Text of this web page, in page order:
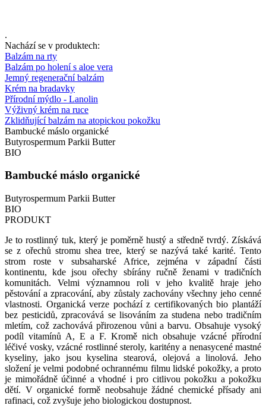
.
Nachází se v produktech:
Balzám na rty
Balzám po holení s aloe vera
Jemný regenerační balzám
Krém na bradavky
Přírodní mýdlo - Lanolin
Výživný krém na ruce
Zklidňující balzám na atopickou pokožku
Bambucké máslo organické
Butyrospermum Parkii Butter
BIO
Bambucké máslo organické
Butyrospermum Parkii Butter
BIO
PRODUKT
Je to rostlinný tuk, který je poměrně hustý a středně tvrdý. Získává
se z ořechů stromu shea tree, který se nazývá také karité. Tento
strom roste v subsaharské Africe, zejména v západní části
kontinentu, kde jsou ořechy sbírány ručně ženami v tradičních
komunitách. Velmi významnou roli v jeho kvalitě hraje jeho
pěstování a zpracování, aby zůstaly zachovány všechny jeho cenné
vlastnosti. Organická verze pochází z certifikovaných bio plantáží
bez pesticidů, zpracovává se lisováním za studena nebo tradičním
mletím, což zachovává přirozenou vůni a barvu. Obsahuje vysoký
podíl vitamínů A, E a F. Kromě nich obsahuje vzácné přírodní
léčivé vosky, vzácné rostlinné steroly, karitény a nenasycené mastné
kyseliny, jako jsou kyselina stearová, olejová a linolová. Jeho
složení je velmi podobné ochrannému filmu lidské pokožky, a proto
je mimořádně účinné a vhodné i pro citlivou pokožku a pokožku
dětí. V organické formě neobsahuje žádné chemické přísady ani
rafinaci, což zvyšuje jeho biologickou dostupnost.